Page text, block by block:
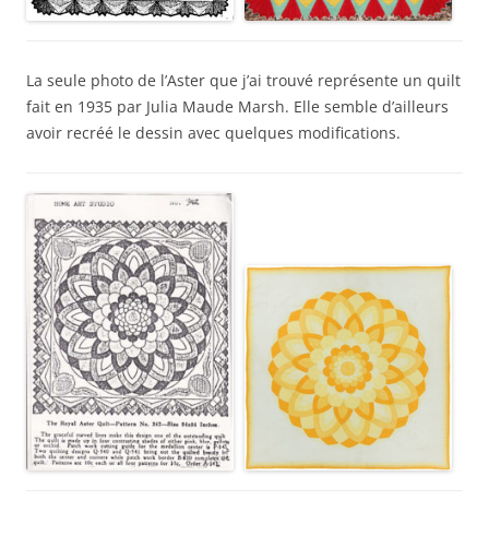
La seule photo de l’Aster que j’ai trouvé représente un quilt
fait en 1935 par Julia Maude Marsh. Elle semble d’ailleurs
avoir recréé le dessin avec quelques modifications.